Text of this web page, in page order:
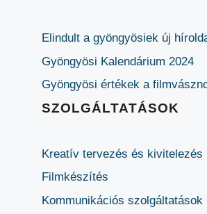
Elindult a gyöngyösiek új
Gyöngyösi Kalendárium 2024
Gyöngyösi értékek a
SZOLGÁLTATÁSOK
Kreatív tervezés és kivitelezés
Filmkészítés
Kommunikációs szolgáltatások